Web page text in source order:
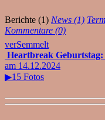
Berichte (1) News (1)
Kommentare (0)
verSemmelt
Heartbreak
am 14.12.2024
▶15 Fotos